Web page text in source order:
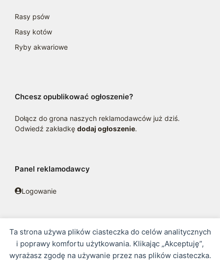
Ta strona używa plików ciasteczka do celów analitycznych
i poprawy komfortu użytkowania. Klikając „Akceptuję”,
wyrażasz zgodę na używanie przez nas plików ciasteczka.
Rasy psów
Rasy kotów
Ryby akwariowe
Chcesz opublikować ogłoszenie?
Dołącz do grona naszych reklamodawców już dziś.
Odwiedź zakładkę dodaj ogłoszenie.
Panel reklamodawcy
Logowanie
© 2016 - 2026 zoosklepik.pl •Polityka prywatności • Sitemap
Treść niniejszej strony internetowej nie stanowi oferty w rozumieniu